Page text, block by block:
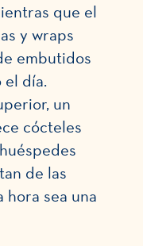
que el
y wraps
embutidos
día.
un
cócteles
de las
hora sea una